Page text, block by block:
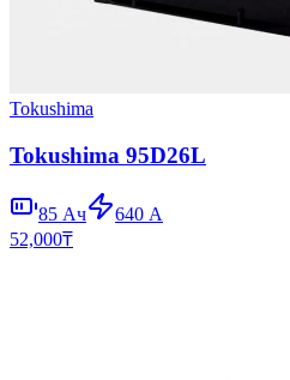
Tokushima
Tokushima 95D26L
85 Ач 640 А
52,000₸